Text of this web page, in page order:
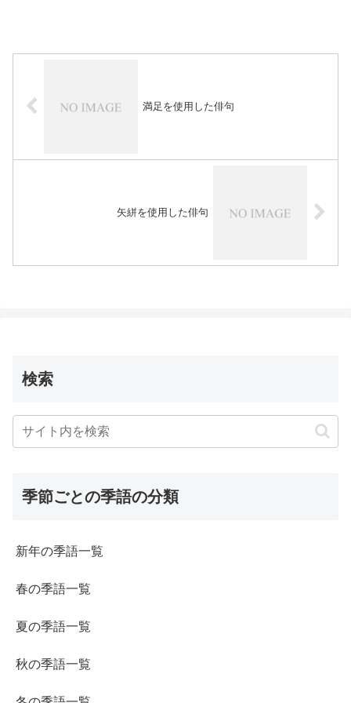
満足を使用した俳句
矢絣を使用した俳句
検索
季節ごとの季語の分類
新年の季語一覧
春の季語一覧
夏の季語一覧
秋の季語一覧